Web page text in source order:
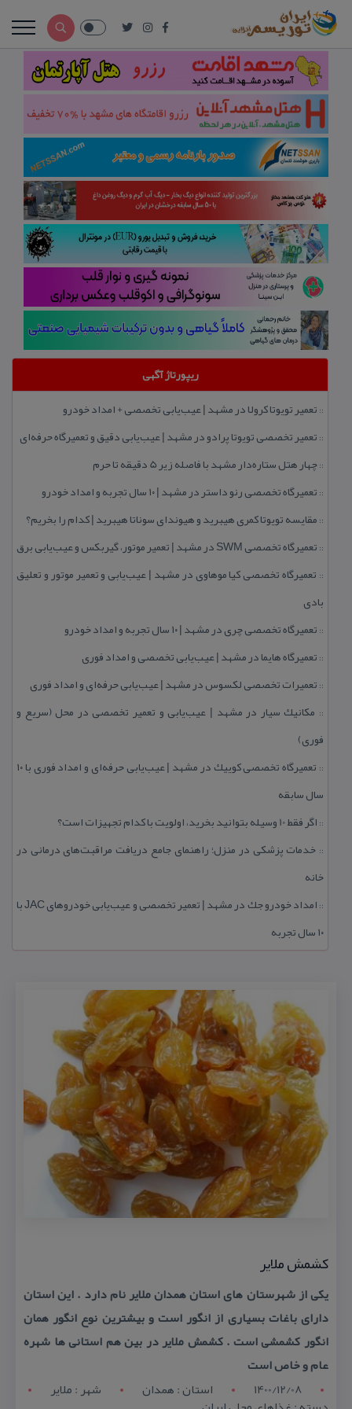
ریپورتاژ آگهی
:: تعمیر تویوتا كرولا در مشهد | عیب‌یابی تخصصی + امداد خودرو
:: تعمیر تخصصی تویوتا پرادو در مشهد | عیب‌یابی دقیق و تعمیرگاه حرفه‌ای
::چهار هتل‌ ستاره‌دار مشهد با فاصله زیر 5 دقیقه تا حرم
:: تعمیرگاه تخصصی رنو داستر در مشهد | ۱۰ سال تجربه و امداد خودرو
:: مقایسه تویوتا كمری هیبرید و هیوندای سوناتا هیبرید | كدام را بخریم؟
:: تعمیرگاه تخصصی SWM در مشهد | تعمیر موتور، گیربكس و عیب‌یابی برق
:: تعمیرگاه تخصصی كیا موهاوی در مشهد | عیب‌یابی و تعمیر موتور و تعلیق
بادی
:: تعمیرگاه تخصصی چری در مشهد | ۱۰ سال تجربه و امداد خودرو
:: تعمیرگاه هایما در مشهد | عیب‌یابی تخصصی و امداد فوری
:: تعمیرات تخصصی لكسوس در مشهد | عیب‌یابی حرفه‌ای و امداد فوری
:: مكانیك سیار در مشهد | عیب‌یابی و تعمیر تخصصی در محل (سریع و
فوری)
::
تعمیرگاه تخصصی كوییك در مشهد | عیب‌یابی حرفه‌ای و امداد فوری با ۱۰
سال سابقه
:: اگر فقط 10 وسیله بتوانید بخرید، اولویت با كدام تجهیزات است؟
:: خدمات پزشكی در منزل؛ راهنمای جامع دریافت مراقبت‌های درمانی در
خانه
::
امداد خودرو جك در مشهد | تعمیر تخصصی و عیب‌یابی خودروهای JAC با
۱۰ سال تجربه
كشمش ملایر
یكی از شهرستان های استان همدان ملایر نام دارد . این استان
دارای باغات بسیاری از انگور است و بیشترین نوع انگور همان
انگور كشمشی است . كشمش ملایر در بین هم استانی ها شهره
عام و خاص است
1400/12/08
استان : همدان شهر : ملاير